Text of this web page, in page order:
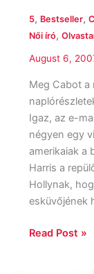
5, Bestseller,
Női író,
August 6,
Meg Cabot a
Igaz, az e-
négyen egy
amerikaiak a
Harris a
Hollynak,
esküvőjének
Read Post »